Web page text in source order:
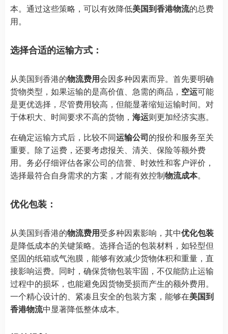
本。通过这些策略，可以有效降低美国到香港物流的总费
用。
选择合适的运输方式：
从美国到香港的物流费用会因多种因素而异。首先要明确
货物类型，如果运输的是高价值、急需的商品， 空运可能
是更优选择，尽管费用较高，但能显著缩短运输时间。对
于体积大、时间要求不高的货物， 海运则更加经济实惠。
在确定运输方式后，比较不同运输公司的报价和服务至关
重要。除了运费，还要考虑报关、清关、保险等额外费
用。务必仔细评估各家公司的信誉、时效性和客户评价，
选择最符合自身需求的方案，才能有效控制物流成本。
优化包装：
从美国到香港的物流费用受多种因素影响，其中优化包装
是降低成本的关键策略。选择合适的包装材料，如轻型但
坚固的纸箱或气泡膜，能够有效减少货物体积和重量，直
接影响运费。同时，确保货物包装牢固，不仅能防止运输
过程中的损坏，也能避免因货物受损而产生的额外费用。
一个精心设计的、紧凑且安全的包装方案，能够在美国到
香港物流中显著降低整体成本。